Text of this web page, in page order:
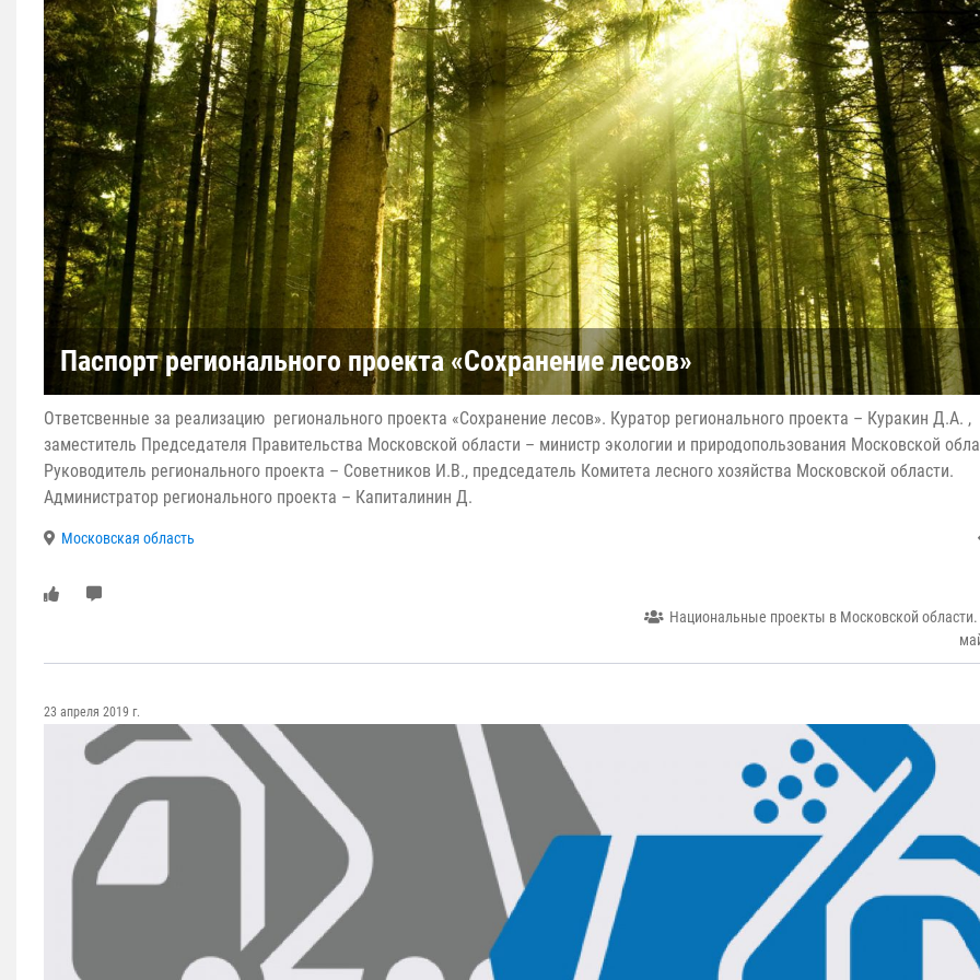
Паспорт регионального проекта «Сохранение лесов»
Ответсвенные за реализацию регионального проекта «Сохранение лесов». Куратор регионального проекта – Куракин Д.А. ,
заместитель Председателя Правительства Московской области – министр экологии и природопользования Московской
Руководитель регионального проекта – Советников И.В., председатель Комитета лесного хозяйства Московской области.
Администратор регионального проекта – Капиталинин Д.
Московская область
Национальные проекты в Московской
23 апреля 2019 г.